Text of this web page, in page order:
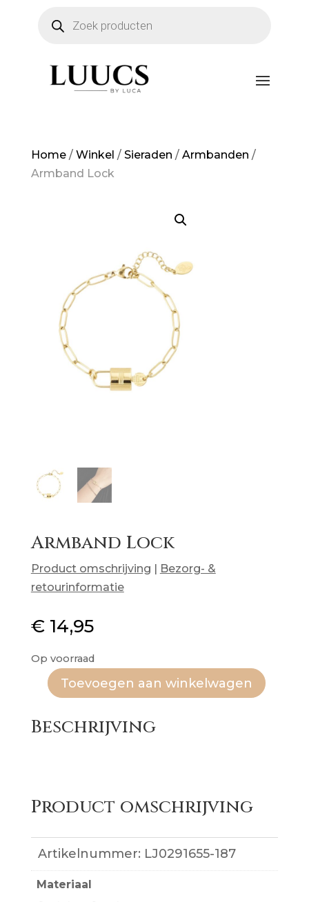
zoeken
Home/ Winkel / Sieraden / Armbanden /
Armband Lock
Armband Lock
Product omschrijving
Bezorg- &
retourinformatie
€14,95
Op voorraad
Armband
aantal
Toevoegen aan winkelwagen
Beschrijving
Product omschrijving
Artikelnummer: LJ0291655-187
Materiaal